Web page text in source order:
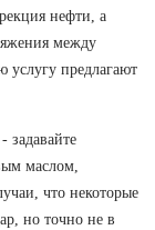
нефти, а
между
услугу предлагают
задавайте
маслом,
что некоторые
но точно не в